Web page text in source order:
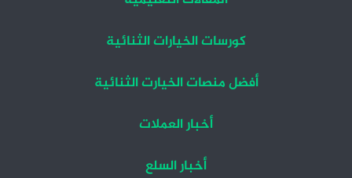
كورسات الخيارات الثنائية
أفضل منصات الخيارت الثنائية
أخبار العملات
أخبار السلع